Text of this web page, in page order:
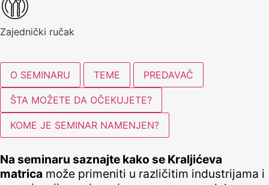
Zajednički ručak
O SEMINARU TEME PREDAVAČ
ŠTA MOŽETE DA OČEKUJETE?
KOME JE SEMINAR NAMENJEN?
Na seminaru saznajte kako se Kraljićeva
matrica može primeniti u različitim industrijama i